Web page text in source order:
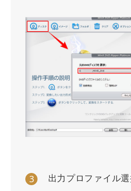
3
出力プロファイル